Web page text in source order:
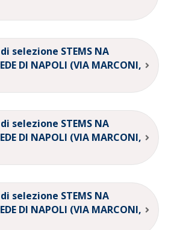
selezione STEMS NA
DI NAPOLI (VIA MARCONI,
selezione STEMS NA
DI NAPOLI (VIA MARCONI,
selezione STEMS NA
DI NAPOLI (VIA MARCONI,